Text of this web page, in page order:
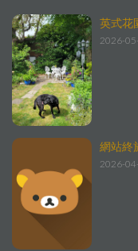
英式花
2026-
網站終
2026-